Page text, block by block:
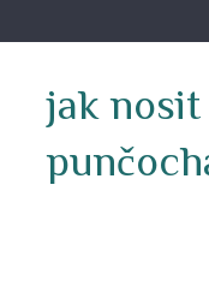
to
jak